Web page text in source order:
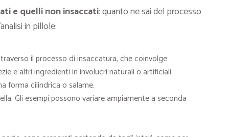
e quelli non insaccati: quanto ne sai del processo
in pillole:
il processo di insaccatura, che coinvolge
e altri ingredienti in involucri naturali o artificiali
forma cilindrica o salame.
Gli esempi possono variare ampiamente a seconda